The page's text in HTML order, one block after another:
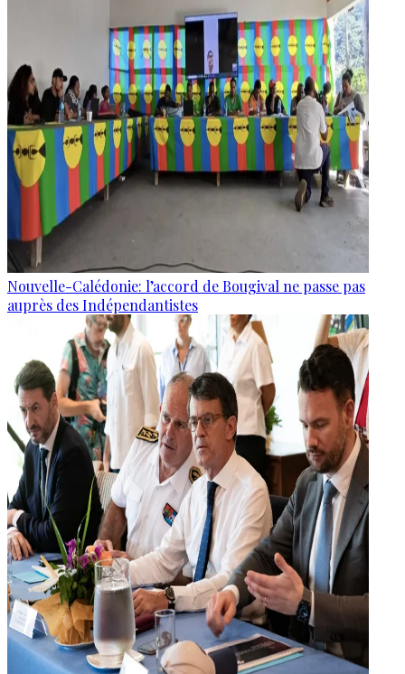
Nouvelle-Calédonie: l’accord de Bougival ne passe pas
auprès des Indépendantistes